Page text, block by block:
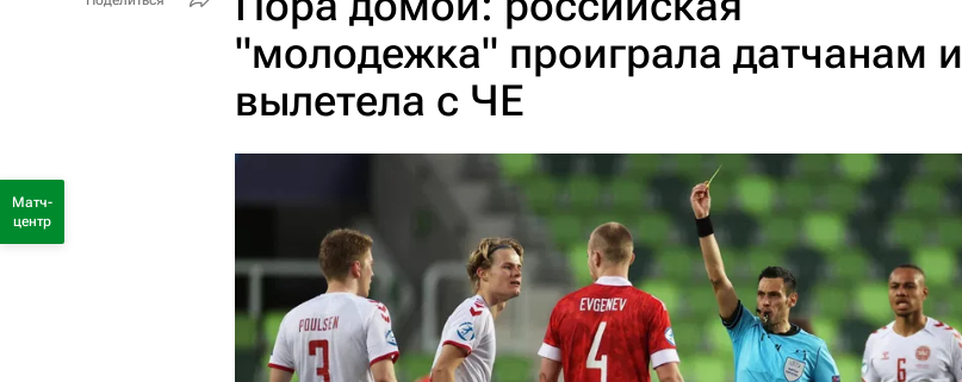
"молодежка" проиграла датчанам и
вылетела с ЧЕ
Матч-
центр